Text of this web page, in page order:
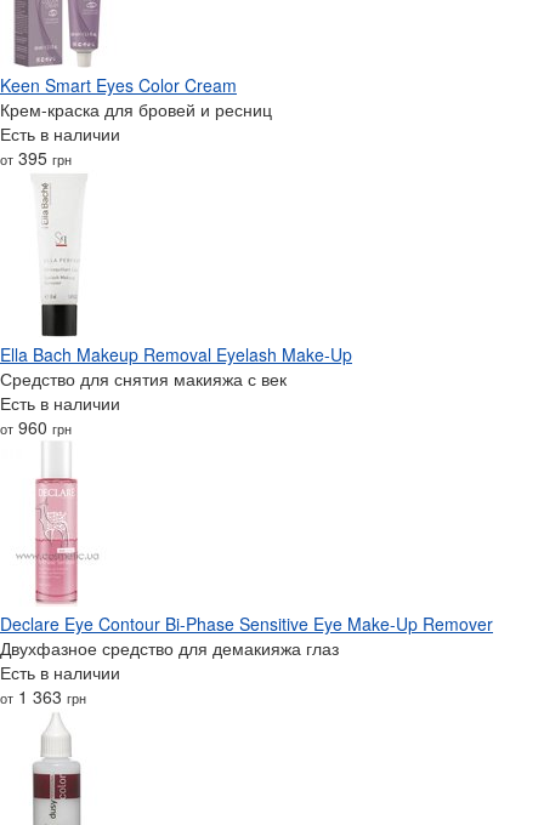
Keen Smart Eyes Color Cream
Крем-краска для бровей и ресниц
Есть в наличии
от 395 грн
Ella Bach Makeup Removal Eyelash Make-Up
Средство для снятия макияжа с век
Есть в наличии
от 960 грн
Declare Eye Contour Bi-Phase Sensitive Eye Make-Up Remover
Двухфазное средство для демакияжа глаз
Есть в наличии
от 1 363 грн